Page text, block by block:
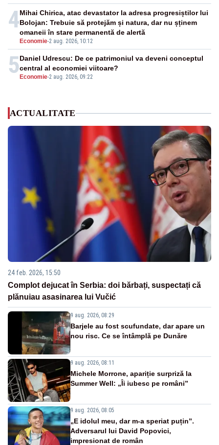
4
Economie-2 aug. 2026, 10:12
Mihai Chirica, atac devastator la adresa progresiștilor lui
Bolojan: Trebuie să protejăm și natura, dar nu șținem
omaneii în stare permanentă de alertă
5 Economie-2 aug. 2026, 09:22
Daniel Udrescu: De ce patrimoniul va deveni conceptul
central al economiei viitoare?
ACTUALITATE
24 feb. 2026, 15:50
Complot dejucat în Serbia: doi bărbați, suspectați că
plănuiau asasinarea lui Vučić
9 aug. 2026, 08:29
Barjele au fost scufundate, dar apare un
nou risc. Ce se întâmplă pe Dunăre
9 aug. 2026, 08:11
Michele Morrone, apariție surpriză la
Summer Well: „Îi iubesc pe români”
9 aug. 2026, 08:05
„E idolul meu, dar m-a speriat puțin”.
Adversarul lui David Popovici,
impresionat de român